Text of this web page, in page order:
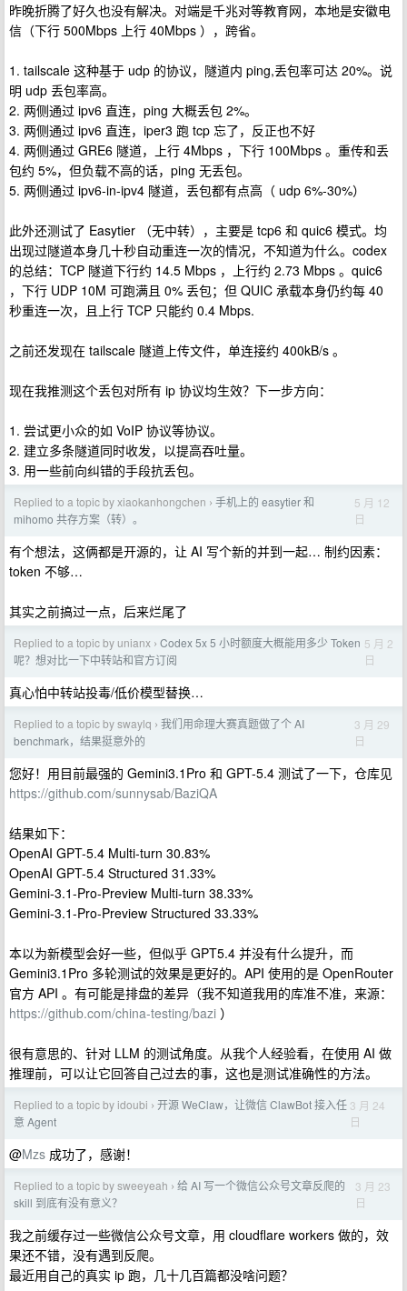
昨晚折腾了好久也没有解决。对端是千兆对等教育网，本地是安徽电
信（下行 500Mbps 上行 40Mbps ），跨省。
1. tailscale 这种基于 udp 的协议，隧道内 ping,丢包率可达 20%。说
明 udp 丢包率高。
2. 两侧通过 ipv6 直连，ping 大概丢包 2%。
3. 两侧通过 ipv6 直连，iper3 跑 tcp 忘了，反正也不好
4. 两侧通过 GRE6 隧道，上行 4Mbps ，下行 100Mbps 。重传和丢
包约 5%，但负载不高的话，ping 无丢包。
5. 两侧通过 ipv6-in-ipv4 隧道，丢包都有点高（ udp 6%-30%）
此外还测试了 Easytier （无中转），主要是 tcp6 和 quic6 模式。均
出现过隧道本身几十秒自动重连一次的情况，不知道为什么。codex
的总结：TCP 隧道下行约 14.5 Mbps ，上行约 2.73 Mbps 。quic6
，下行 UDP 10M 可跑满且 0% 丢包；但 QUIC 承载本身仍约每 40
秒重连一次，且上行 TCP 只能约 0.4 Mbps.
之前还发现在 tailscale 隧道上传文件，单连接约 400kB/s 。
现在我推测这个丢包对所有 ip 协议均生效？下一步方向：
1. 尝试更小众的如 VoIP 协议等协议。
2. 建立多条隧道同时收发，以提高吞吐量。
3. 用一些前向纠错的手段抗丢包。
Replied to a topic by xiaokanhongchen › 手机上的 easytier 和
mihomo 共存方案（转）。
5 月 12
日
有个想法，这俩都是开源的，让 AI 写个新的并到一起… 制约因素：
token 不够…
其实之前搞过一点，后来烂尾了
Replied to a topic by unianx › Codex 5x 5 小时额度大概能用多少 Token
呢？想对比一下中转站和官方订阅
5 月 2
日
真心怕中转站投毒/低价模型替换…
Replied to a topic by swaylq › 我们用命理大赛真题做了个 AI
benchmark，结果挺意外的
3 月 29
日
您好！用目前最强的 Gemini3.1Pro 和 GPT-5.4 测试了一下，仓库见
https://github.com/sunnysab/BaziQA
结果如下：
OpenAI GPT-5.4 Multi-turn 30.83%
OpenAI GPT-5.4 Structured 31.33%
Gemini-3.1-Pro-Preview Multi-turn 38.33%
Gemini-3.1-Pro-Preview Structured 33.33%
本以为新模型会好一些，但似乎 GPT5.4 并没有什么提升，而
Gemini3.1Pro 多轮测试的效果是更好的。API 使用的是 OpenRouter
官方 API 。有可能是排盘的差异（我不知道我用的库准不准，来源：
https://github.com/china-testing/bazi ）
很有意思的、针对 LLM 的测试角度。从我个人经验看，在使用 AI 做
推理前，可以让它回答自己过去的事，这也是测试准确性的方法。
Replied to a topic by idoubi › 开源 WeClaw，让微信 ClawBot 接入任
意 Agent
3 月 24
日
@Mzs 成功了，感谢！
Replied to a topic by sweeyeah › 给 AI 写一个微信公众号文章反爬的
skill 到底有没有意义？
3 月 23
日
我之前缓存过一些微信公众号文章，用 cloudflare workers 做的，效
果还不错，没有遇到反爬。
最近用自己的真实 ip 跑，几十几百篇都没啥问题？